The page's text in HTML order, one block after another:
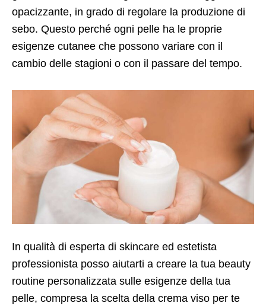
opacizzante, in grado di regolare la produzione di
sebo. Questo perché ogni pelle ha le proprie
esigenze cutanee che possono variare con il
cambio delle stagioni o con il passare del tempo.
In qualità di esperta di skincare ed estetista
professionista posso aiutarti a creare la tua beauty
routine personalizzata sulle esigenze della tua
pelle, compresa la scelta della crema viso per te